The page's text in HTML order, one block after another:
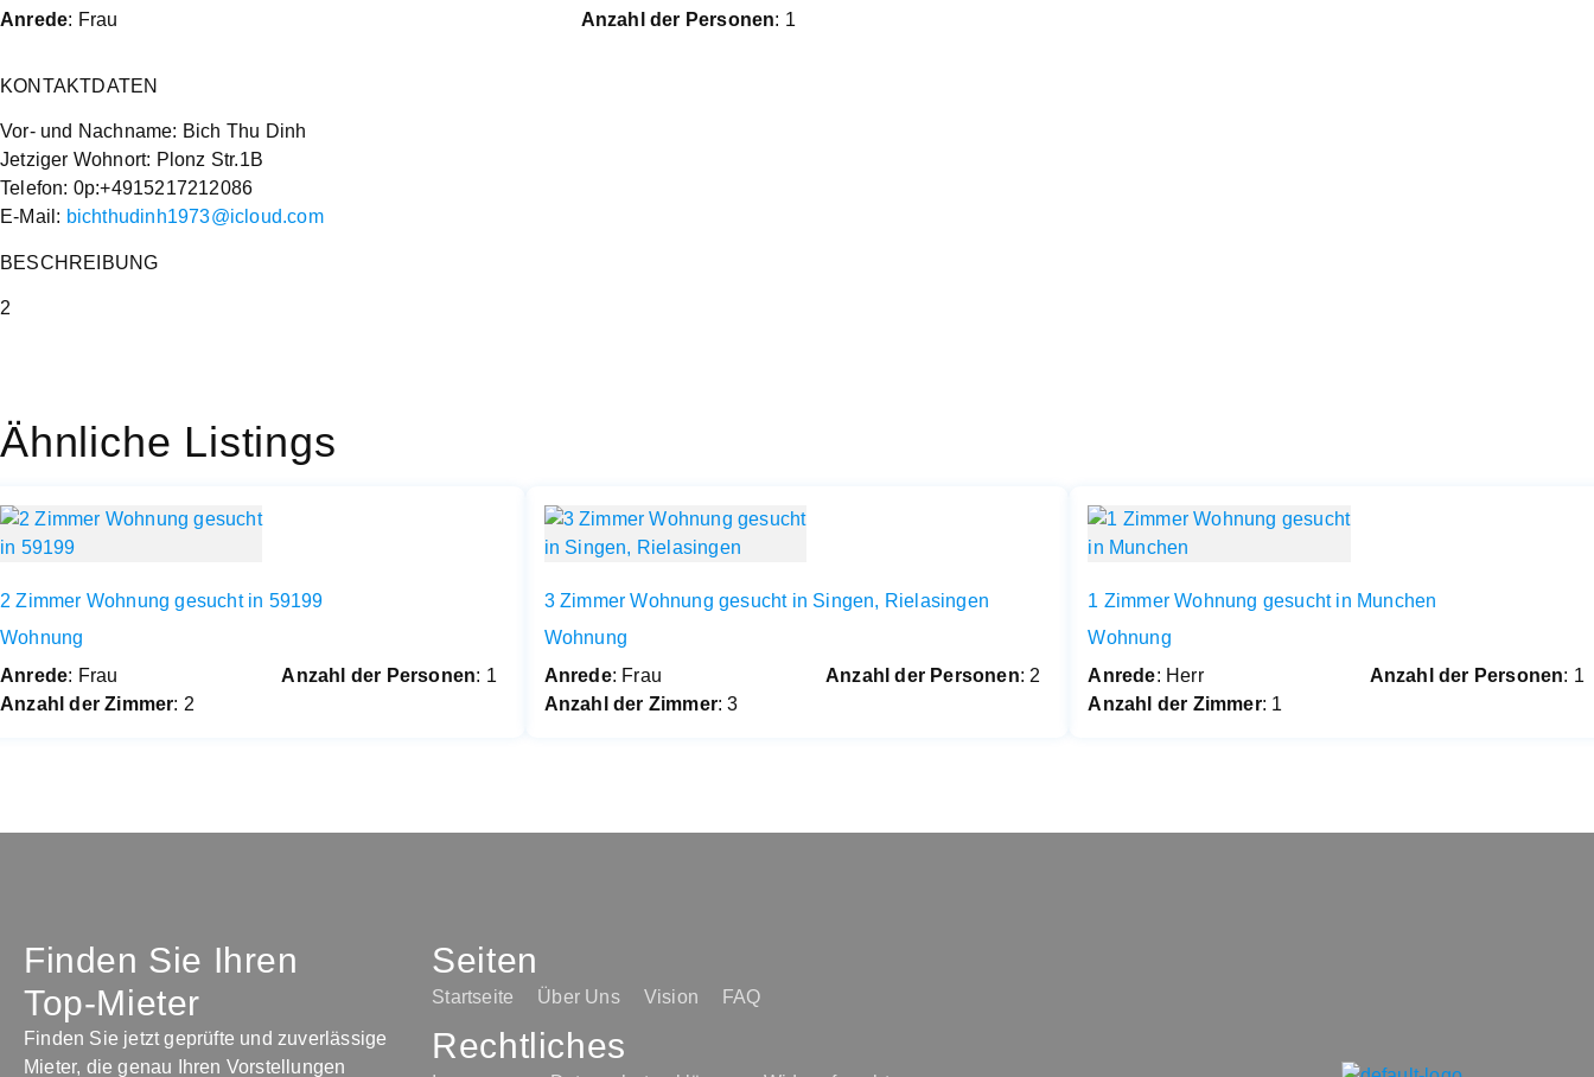
Anrede: Frau Anzahl der Personen: 1
KONTAKTDATEN
Vor- und Nachname: Bich Thu Dinh
Jetziger Wohnort: Plonz Str.1B
Telefon: 0p:+4915217212086
E-Mail: bichthudinh1973@icloud.com
BESCHREIBUNG
2
Ähnliche Listings
2 Zimmer Wohnung gesucht in 59199
Wohnung
Anrede: Frau Anzahl der Personen: 1
Anzahl der Zimmer: 2
3 Zimmer Wohnung gesucht in Singen, Rielasingen
Wohnung
Anrede: Frau Anzahl der Personen: 2
Anzahl der Zimmer: 3
1 Zimmer Wohnung gesucht in Munchen
Wohnung
Anrede: Herr Anzahl der Personen: 1
Anzahl der Zimmer: 1
Finden Sie Ihren
Top-Mieter
Finden Sie jetzt geprüfte und zuverlässige
Mieter, die genau Ihren Vorstellungen
Seiten
Startseite Über Uns Vision FAQ
Rechtliches